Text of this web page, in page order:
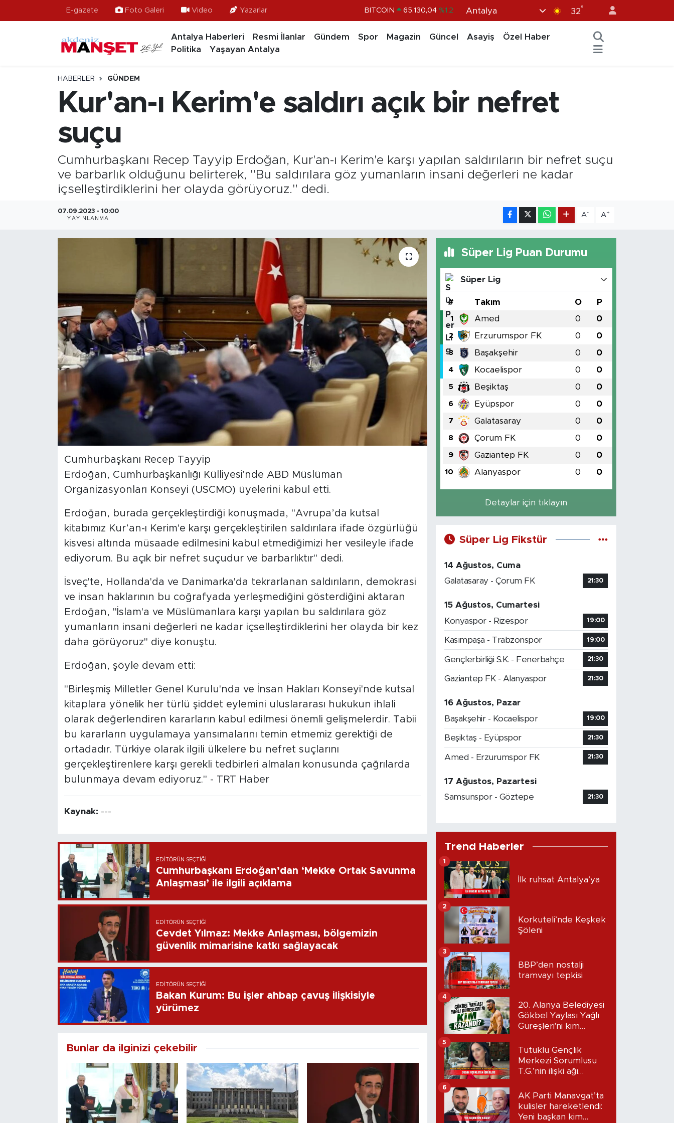
E-gazete Foto Galeri Video Yazarlar
DOLAR 47,7106 %0.17
EURO 55,1652 %0.27
13.773 %-19
Antalya 32°
Antalya Haberleri Resmi İlanlar Gündem Spor Magazin Güncel Asayiş
Özel Haber
Politika
Yaşayan Antalya
HABERLER GÜNDEM
Kur'an-ı Kerim'e saldırı açık bir nefret
suçu
Cumhurbaşkanı Recep Tayyip Erdoğan, Kur'an-ı Kerim'e karşı yapılan saldırıların bir nefret suçu
ve barbarlık olduğunu belirterek, "Bu saldırılara göz yumanların insani değerleri ne kadar
içselleştirdiklerini her olayda görüyoruz." dedi.
07.09.2023 - 10:00
YAYINLANMA
A- A+
Cumhurbaşkanı Recep Tayyip
Erdoğan, Cumhurbaşkanlığı Külliyesi'nde ABD Müslüman
Organizasyonları Konseyi (USCMO) üyelerini kabul etti.
Erdoğan, burada gerçekleştirdiği konuşmada, "Avrupa’da kutsal
kitabımız Kur’an-ı Kerim'e karşı gerçekleştirilen saldırılara ifade özgürlüğü
kisvesi altında müsaade edilmesini kabul etmediğimizi her vesileyle ifade
ediyorum. Bu açık bir nefret suçudur ve barbarlıktır" dedi.
İsveç'te, Hollanda'da ve Danimarka'da tekrarlanan saldırıların, demokrasi
ve insan haklarının bu coğrafyada yerleşmediğini gösterdiğini aktaran
Erdoğan, "İslam'a ve Müslümanlara karşı yapılan bu saldırılara göz
yumanların insani değerleri ne kadar içselleştirdiklerini her olayda bir kez
daha görüyoruz" diye konuştu.
Erdoğan, şöyle devam etti:
"Birleşmiş Milletler Genel Kurulu'nda ve İnsan Hakları Konseyi'nde kutsal
kitaplara yönelik her türlü şiddet eylemini uluslararası hukukun ihlali
olarak değerlendiren kararların kabul edilmesi önemli gelişmelerdir. Tabii
bu kararların uygulamaya yansımalarını temin etmemiz gerektiği de
ortadadır. Türkiye olarak ilgili ülkelere bu nefret suçlarını
gerçekleştirenlere karşı gerekli tedbirleri almaları konusunda çağrılarda
bulunmaya devam ediyoruz." - TRT Haber
Kaynak: ---
EDITÖRÜN SEÇTIĞI
Cumhurbaşkanı Erdoğan’dan ‘Mekke Ortak Savunma
Anlaşması’ ile ilgili açıklama
EDITÖRÜN SEÇTIĞI
Cevdet Yılmaz: Mekke Anlaşması, bölgemizin
güvenlik mimarisine katkı sağlayacak
EDITÖRÜN SEÇTIĞI
Bakan Kurum: Bu işler ahbap çavuş ilişkisiyle
yürümez
Bunlar da ilginizi çekebilir
Süper Lig Puan Durumu
Süper Lig
# Takım O P
1 Amed 0 0
2 Erzurumspor FK 0 0
3 Başakşehir 0 0
4 Kocaelispor 0 0
5 Beşiktaş 0 0
6 Eyüpspor 0 0
7 Galatasaray 0 0
8 Çorum FK 0 0
9 Gaziantep FK 0 0
10 Alanyaspor 0 0
Detaylar için tıklayın
Süper Lig Fikstür
14 Ağustos, Cuma
Galatasaray - Çorum FK
21:30
15 Ağustos, Cumartesi
Konyaspor - Rizespor
19:00
Kasımpaşa - Trabzonspor 19:00
Gençlerbirliği S.K. - Fenerbahçe 21:30
Gaziantep FK - Alanyaspor 21:30
16 Ağustos, Pazar
Başakşehir - Kocaelispor
19:00
Beşiktaş - Eyüpspor 21:30
Amed - Erzurumspor FK 21:30
17 Ağustos, Pazartesi
Samsunspor - Göztepe
21:30
Trend Haberler
İlk ruhsat Antalya’ya
1
Korkuteli’nde Keşkek
Şöleni
2
BBP’den nostalji
tramvayı tepkisi
3
20. Alanya Belediyesi
Gökbel Yaylası Yağlı
Güreşleri'ni kim
4
Tutuklu Gençlik
Merkezi Sorumlusu
T.G.’nin ilişki ağı
Dudak uçuklatan
iddialar!
5
AK Parti Manavgat’ta
kulisler hareketlendi:
Yeni başkan kim
6
Ekonomi
Güncel
Gündem
Kültür- Sanat
Politika
Resmi İlanlar
Hava Durumu
Tüm Manşetler
Son Dakika Haberleri
Haber Arşivi